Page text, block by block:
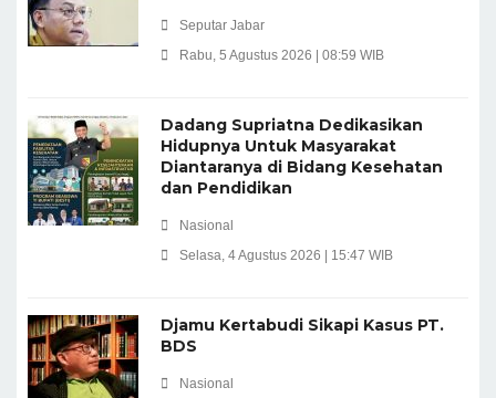
Seputar Jabar
Rabu, 5 Agustus 2026 | 08:59 WIB
Dadang Supriatna Dedikasikan
Hidupnya Untuk Masyarakat
Diantaranya di Bidang Kesehatan
dan Pendidikan
Nasional
Selasa, 4 Agustus 2026 | 15:47 WIB
Djamu Kertabudi Sikapi Kasus PT.
BDS
Nasional